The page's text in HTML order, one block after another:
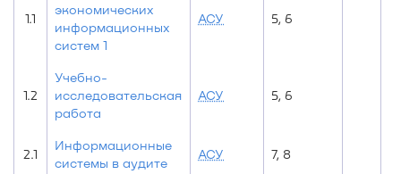
1.1
экономических
информационных
систем 1
АСУ 5, 6
1.2
Учебно-
исследовательская
работа
АСУ 5, 6
2.1
Информационные
системы в аудите
АСУ 7, 8